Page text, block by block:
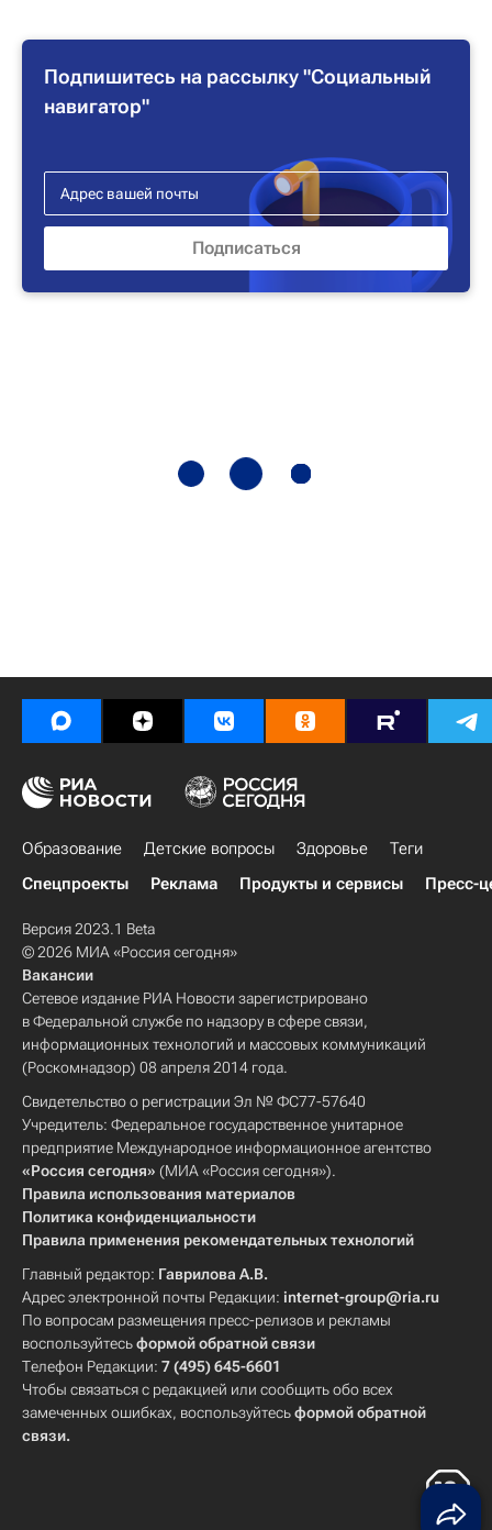
Подпишитесь на рассылку "Социальный
навигатор"
Образование Детские вопросы Здоровье
Теги
Спецпроекты
Реклама Продукты и сервисы Пресс-
Версия 2023.1 Beta
© 2026 МИА «Россия сегодня»
Вакансии
Сетевое издание РИА Новости зарегистрировано
в Федеральной службе по надзору в сфере связи,
информационных технологий и массовых коммуникаций
(Роскомнадзор) 08 апреля 2014 года.
Свидетельство о регистрации Эл № ФС77-57640
Учредитель: Федеральное государственное унитарное
предприятие Международное информационное агентство
«Россия сегодня» (МИА «Россия сегодня»).
Правила использования материалов
Политика конфиденциальности
Правила применения рекомендательных технологий
Главный редактор: Гаврилова А.В.
Адрес электронной почты Редакции: internet-group@ria.ru
По вопросам размещения пресс-релизов и рекламы
воспользуйтесьформой обратной связи
Телефон Редакции: 7 (495) 645-6601
Чтобы связаться с редакцией или сообщить обо всех
замеченных ошибках, воспользуйтесьформой обратной
связи.